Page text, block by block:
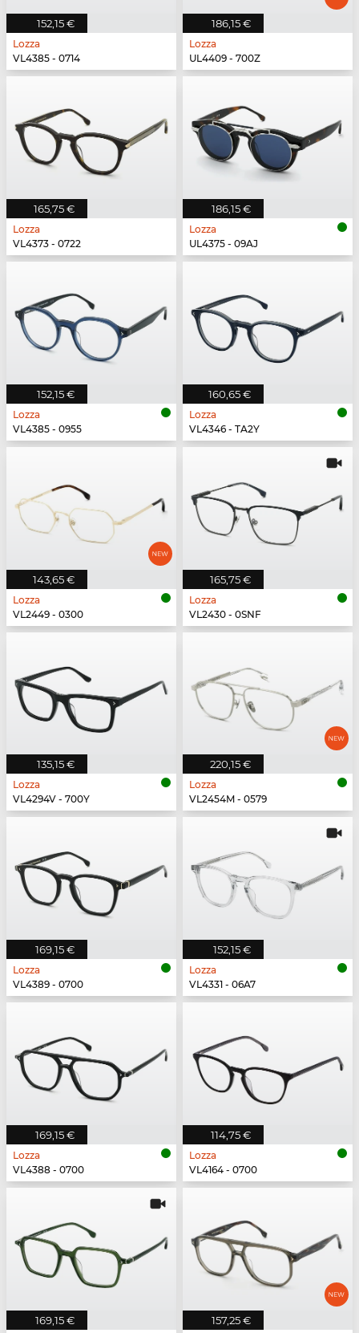
152,15 €
Lozza
VL4385 - 0714
186,15 €
Lozza
UL4409 - 700Z
165,75 €
Lozza
VL4373 - 0722
186,15 €
Lozza
UL4375 - 09AJ
152,15 €
Lozza
VL4385 - 0955
160,65 €
Lozza
VL4346 - TA2Y
143,65 €
Lozza
VL2449 - 0300
165,75 €
Lozza
VL2430 - 0SNF
135,15 €
Lozza
VL4294V - 700Y
220,15 €
Lozza
VL2454M - 0579
169,15 €
Lozza
VL4389 - 0700
152,15 €
Lozza
VL4331 - 06A7
169,15 €
Lozza
VL4388 - 0700
114,75 €
Lozza
VL4164 - 0700
169,15 € 157,25 €